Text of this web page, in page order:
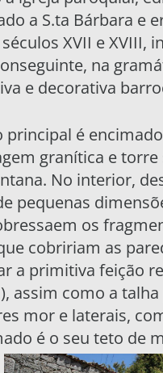
a S.ta Bárbara e
XVII e XVIII,
na
e decorativa
principal é
granítica e torre
No interior,
pequenas
os
cobririam as
a primitiva feição
assim como a
mor e laterais,
é o seu teto de